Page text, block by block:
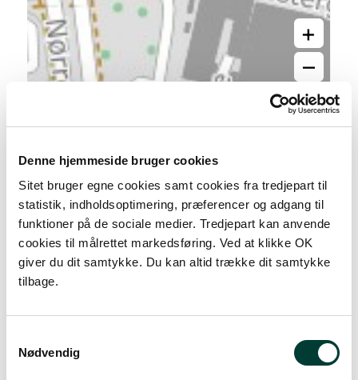
Denne hjemmeside bruger cookies
Sitet bruger egne cookies samt cookies fra tredjepart til
statistik, indholdsoptimering, præferencer og adgang til
funktioner på de sociale medier. Tredjepart kan anvende
cookies til målrettet markedsføring. Ved at klikke OK
giver du dit samtykke. Du kan altid trække dit samtykke
tilbage.
Nødvendig
+
–